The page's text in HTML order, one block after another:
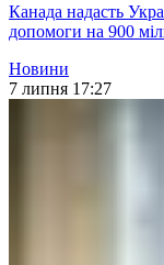
Канада надасть
допомоги на 900
Новини
7 липня 17:27